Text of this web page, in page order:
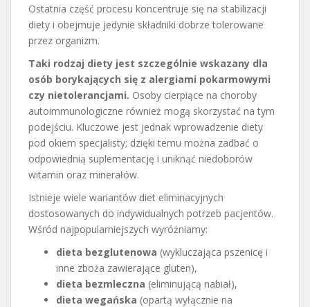
Ostatnia część procesu koncentruje się na stabilizacji
diety i obejmuje jedynie składniki dobrze tolerowane
przez organizm.
Taki rodzaj diety jest szczególnie wskazany dla
osób borykających się z alergiami pokarmowymi
czy nietolerancjami. Osoby cierpiące na choroby
autoimmunologiczne również mogą skorzystać na tym
podejściu. Kluczowe jest jednak wprowadzenie diety
pod okiem specjalisty; dzięki temu można zadbać o
odpowiednią suplementację i uniknąć niedoborów
witamin oraz minerałów.
Istnieje wiele wariantów diet eliminacyjnych
dostosowanych do indywidualnych potrzeb pacjentów.
Wśród najpopularniejszych wyróżniamy:
dieta bezglutenowa (wykluczająca pszenicę i
inne zboża zawierające gluten),
dieta bezmleczna (eliminującą nabiał),
dieta wegańska (opartą wyłącznie na